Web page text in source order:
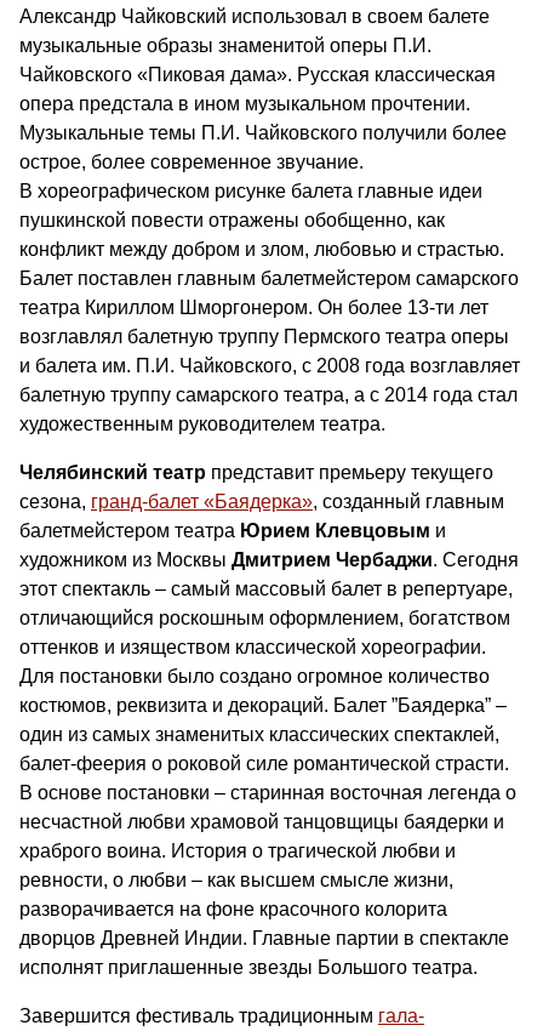
Александр Чайковский использовал в своем балете
музыкальные образы знаменитой оперы П.И.
Чайковского «Пиковая дама». Русская классическая
опера предстала в ином музыкальном прочтении.
Музыкальные темы П.И. Чайковского получили более
острое, более современное звучание.
В хореографическом рисунке балета главные идеи
пушкинской повести отражены обобщенно, как
конфликт между добром и злом, любовью и страстью.
Балет поставлен главным балетмейстером самарского
театра Кириллом Шморгонером. Он более 13-ти лет
возглавлял балетную труппу Пермского театра оперы
и балета им. П.И. Чайковского, с 2008 года возглавляет
балетную труппу самарского театра, а с 2014 года стал
художественным руководителем театра.
Челябинский театр представит премьеру текущего
сезона, гранд-балет «Баядерка», созданный главным
балетмейстером театра Юрием Клевцовым и
художником из Москвы Дмитрием Чербаджи. Сегодня
этот спектакль – самый массовый балет в репертуаре,
отличающийся роскошным оформлением, богатством
оттенков и изяществом классической хореографии.
Для постановки было создано огромное количество
костюмов, реквизита и декораций. Балет ”Баядерка” –
один из самых знаменитых классических спектаклей,
балет-феерия о роковой силе романтической страсти.
В основе постановки – старинная восточная легенда о
несчастной любви храмовой танцовщицы баядерки и
храброго воина. История о трагической любви и
ревности, о любви – как высшем смысле жизни,
разворачивается на фоне красочного колорита
дворцов Древней Индии. Главные партии в спектакле
исполнят приглашенные звезды Большого театра.
Завершится фестиваль традиционным гала-